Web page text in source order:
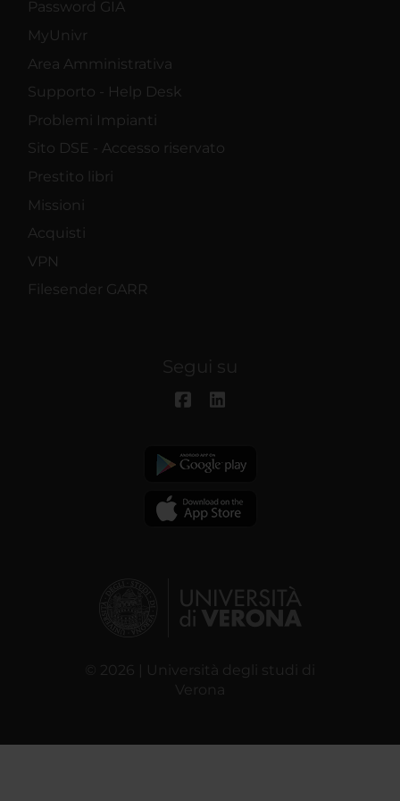
Password GIA
MyUnivr
Area Amministrativa
Supporto - Help Desk
Problemi Impianti
Sito DSE - Accesso riservato
Prestito libri
Missioni
Acquisti
VPN
Filesender GARR
Segui su
© 2026 | Università degli studi di
Verona